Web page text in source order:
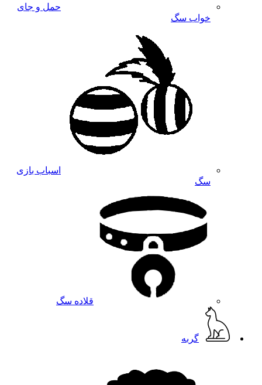
حمل و جای
خواب سگ
اسباب بازی
سگ
قلاده سگ
گربه